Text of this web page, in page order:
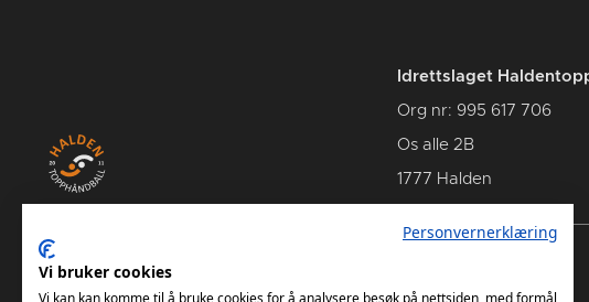
Idrettslaget
Org nr: 995 617 706
Os alle 2B
1777 Halden
Se Hans Petter Willes bildearkiv
Personvernerklæring
Vi bruker cookies
Vi kan kan komme til å bruke cookies for å analysere besøk på nettsiden, med formål